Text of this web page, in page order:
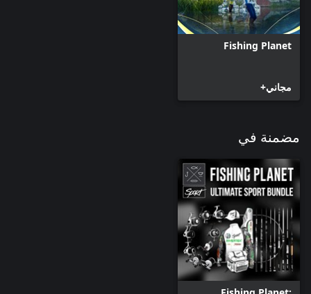
Fishing Planet
مجاني+
مضمنة في